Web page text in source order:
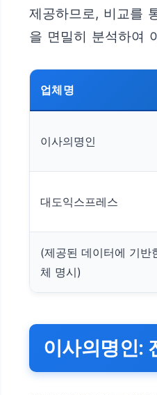
제공하므로, 비교를
을 면밀히 분석하여
업체명
이사의명인
대도익스프레스
(제공된 데이터에 기반
체 명시)
이사의명인: